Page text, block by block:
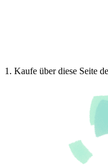
1. Kaufe über diese Seite